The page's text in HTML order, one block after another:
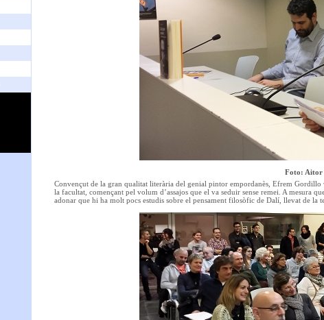
Foto: Aitor
Convençut de la gran qualitat literària del genial pintor empordanès, Efrem Gordillo
la facultat, començant pel volum d’assajos que el va seduir sense remei. A mesura
adonar que hi ha molt pocs estudis sobre el pensament filosòfic de Dalí, llevat de la